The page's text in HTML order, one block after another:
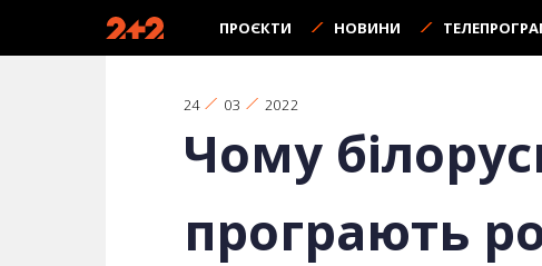
ПРОЄКТИ НОВИНИ
24 03 2022
Чому
програють